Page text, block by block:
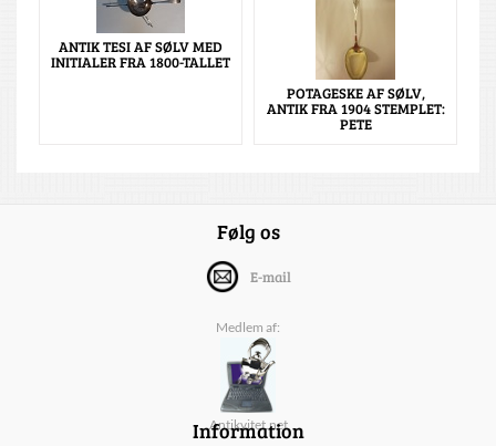
ANTIK TESI AF SØLV MED
INITIALER FRA 1800-TALLET
POTAGESKE AF SØLV,
ANTIK FRA 1904 STEMPLET:
PETE
Følg os
E-mail
Medlem af:
Antikvitet.net
Information